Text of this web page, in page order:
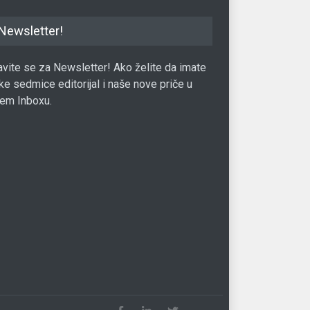
se za Newsletter! Ako želite da imate
sedmice editorijal i naše nove priče u
Inboxu.